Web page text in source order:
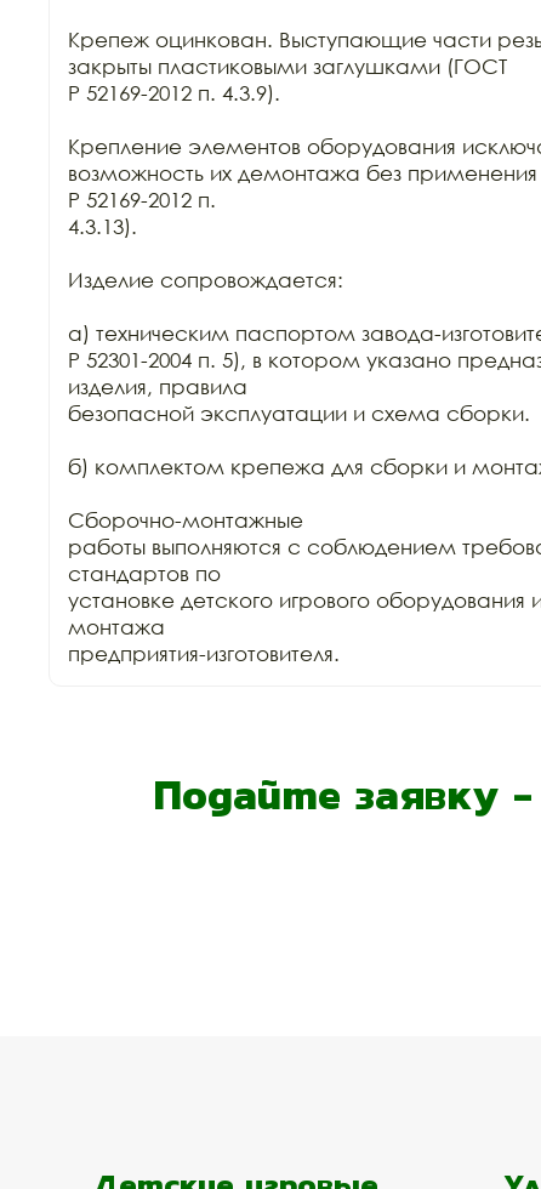
Крепеж оцинкован. Выступающие части
закрыты пластиковыми заглушками (ГОСТ
Р 52169-2012 п. 4.3.9).
Крепление элементов оборудования
возможность их демонтажа без
Р 52169-2012 п.
4.3.13).
Изделие сопровождается:
а) техническим паспортом завода-
Р 52301-2004 п. 5), в котором указано
изделия, правила
безопасной эксплуатации и схема сборки.
б) комплектом крепежа для сборки и
Сборочно-монтажные
работы выполняются с соблюдением
стандартов по
установке детского игрового
монтажа
предприятия-изготовителя.
Подайте заявку